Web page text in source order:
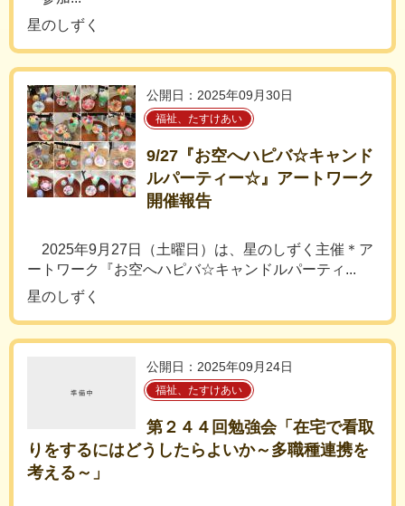
星のしずく
公開日：2025年09月30日
福祉、たすけあい
9/27『お空へハピバ☆キャンド
ルパーティー☆』アートワーク
開催報告
2025年9月27日（土曜日）は、星のしずく主催＊ア
ートワーク『お空へハピバ☆キャンドルパーティ...
星のしずく
公開日：2025年09月24日
福祉、たすけあい
第２４４回勉強会「在宅で看取
りをするにはどうしたらよいか～多職種連携を
考える～」